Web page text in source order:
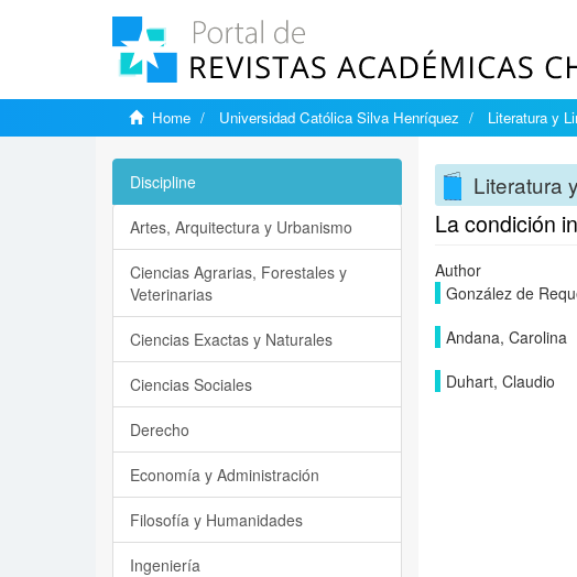
Home Universidad Católica Silva Henríquez Literatura y
Literatura
La condición
Author
González de
Andana, Carolina
Duhart, Claudio
Discipline
Artes, Arquitectura y Urbanismo
Ciencias Agrarias, Forestales y
Veterinarias
Ciencias Exactas y Naturales
Ciencias Sociales
Derecho
Economía y Administración
Filosofía y Humanidades
Ingeniería